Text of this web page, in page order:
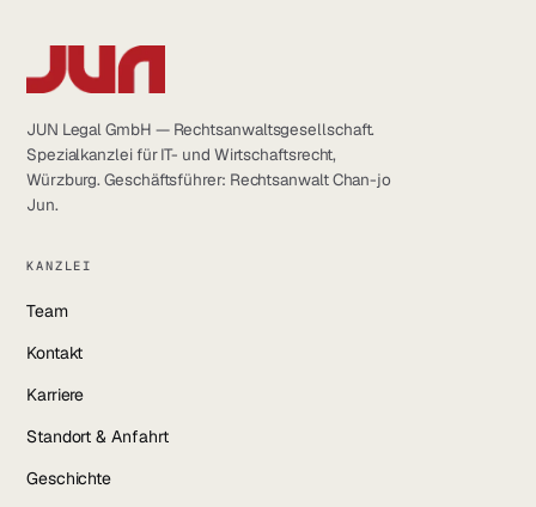
JUN Legal GmbH — Rechtsanwaltsgesellschaft.
Spezialkanzlei für IT- und Wirtschaftsrecht,
Würzburg. Geschäftsführer: Rechtsanwalt Chan-jo
Jun.
KANZLEI
Team
Kontakt
Karriere
Standort & Anfahrt
Geschichte